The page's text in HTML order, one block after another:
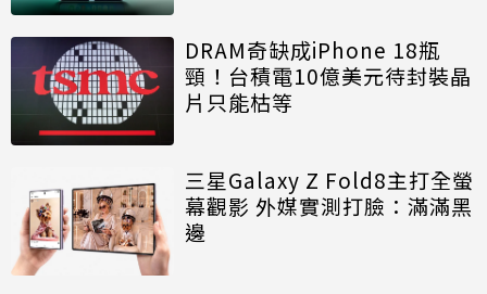
DRAM奇缺成iPhone 18瓶
頸！台積電10億美元待封裝晶
片只能枯等
三星Galaxy Z Fold8主打全螢
幕觀影 外媒實測打臉：滿滿黑
邊